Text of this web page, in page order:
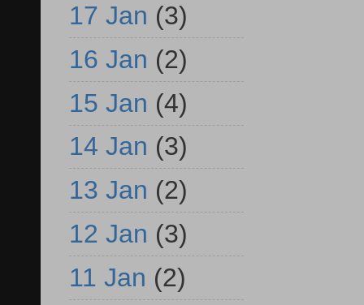
17 Jan (3)
16 Jan (2)
15 Jan (4)
14 Jan (3)
13 Jan (2)
12 Jan (3)
11 Jan (2)